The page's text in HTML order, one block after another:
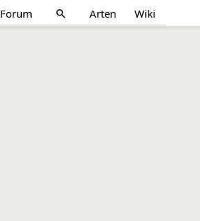
Forum search Arten Wiki